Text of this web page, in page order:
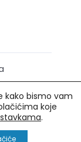
kako bismo vam
koje
.